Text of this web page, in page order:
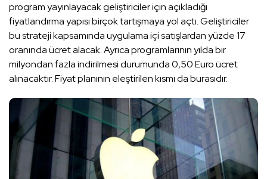
program yayınlayacak geliştiriciler için açıkladığı
fiyatlandırma yapısı birçok tartışmaya yol açtı. Geliştiriciler
bu strateji kapsamında uygulama içi satışlardan yüzde 17
oranında ücret alacak. Ayrıca programlarının yılda bir
milyondan fazla indirilmesi durumunda 0,50 Euro ücret
alınacaktır. Fiyat planının eleştirilen kısmı da burasıdır.